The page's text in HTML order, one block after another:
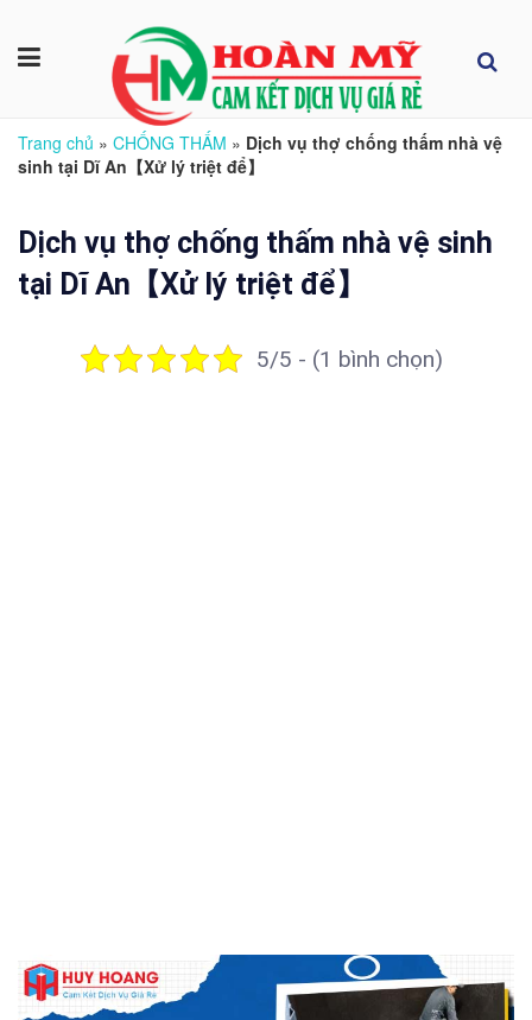
Trang chủ » CHỐNG THẤM » Dịch vụ thợ chống thấm nhà vệ
sinh tại Dĩ An【Xử lý triệt để】
Dịch vụ thợ chống thấm nhà vệ sinh
tại Dĩ An【Xử lý triệt để】
5/5 - (1 bình chọn)